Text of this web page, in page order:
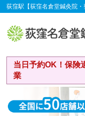
荻窪駅【荻窪名倉堂鍼灸院
当日予約OK！保険
業